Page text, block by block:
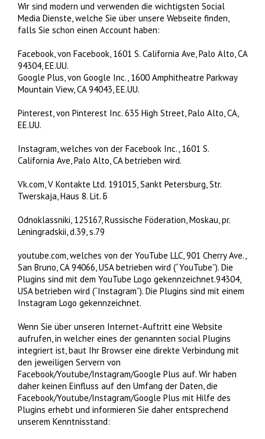
Wir sind modern und verwenden die wichtigsten Social
Media Dienste, welche Sie über unsere Webseite finden,
falls Sie schon einen Account haben:
Facebook, von Facebook, 1601 S. California Ave, Palo Alto, CA
94304, EE.UU.
Google Plus, von Google Inc., 1600 Amphitheatre Parkway
Mountain View, CA 94043, EE.UU.
Pinterest, von Pinterest Inc. 635 High Street, Palo Alto, CA,
EE.UU.
Instagram, welches von der Facebook Inc., 1601 S.
California Ave, Palo Alto, CA betrieben wird.
Vk.com, V Kontakte Ltd. 191015, Sankt Petersburg, Str.
Twerskaja, Haus 8. Lit. Б
Odnoklassniki, 125167, Russische Föderation, Moskau, pr.
Leningradskii, d.39, s.79
youtube.com, welches von der YouTube LLC, 901 Cherry Ave.,
San Bruno, CA 94066, USA betrieben wird (“YouTube”). Die
Plugins sind mit dem YouTube Logo gekennzeichnet.94304,
USA betrieben wird (“Instagram”). Die Plugins sind mit einem
Instagram Logo gekennzeichnet.
Wenn Sie über unseren Internet-Auftritt eine Website
aufrufen, in welcher eines der genannten social Plugins
integriert ist, baut Ihr Browser eine direkte Verbindung mit
den jeweiligen Servern von
Facebook/Youtube/Instagram/Google Plus auf. Wir haben
daher keinen Einfluss auf den Umfang der Daten, die
Facebook/Youtube/Instagram/Google Plus mit Hilfe des
Plugins erhebt und informieren Sie daher entsprechend
unserem Kenntnisstand: